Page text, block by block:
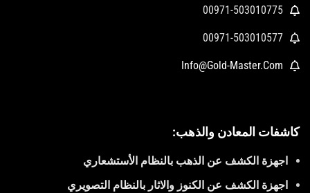
00971-503010775
00971-503010577
Info@Gold-Master.Com
كاشفات المعادن والذهب:
اجهزة الكشف عن الذهب بالنظام الأستشعاري
اجهزة الكشف عن الكنوز والاثار بالنظام التصويري